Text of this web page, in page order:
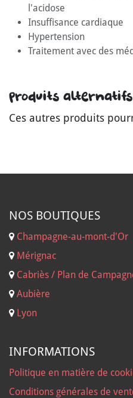
l'acidose
Insuffisance cardiaque
Hypertension
Traitement avec des
Produits alternatifs
Ces autres produits
NOS BOUTIQUES
Champagne-au-mont-d'Or
Mérignac
Cabriès / Plan de
Aubière
Lyon
INFORMATIONS
Politique en matière de
Conditions générales de